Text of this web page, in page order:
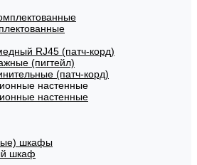
RJ45 (патч-корд)
(пигтейл)
(патч-корд)
настенные
настенные
шкафы
шкаф